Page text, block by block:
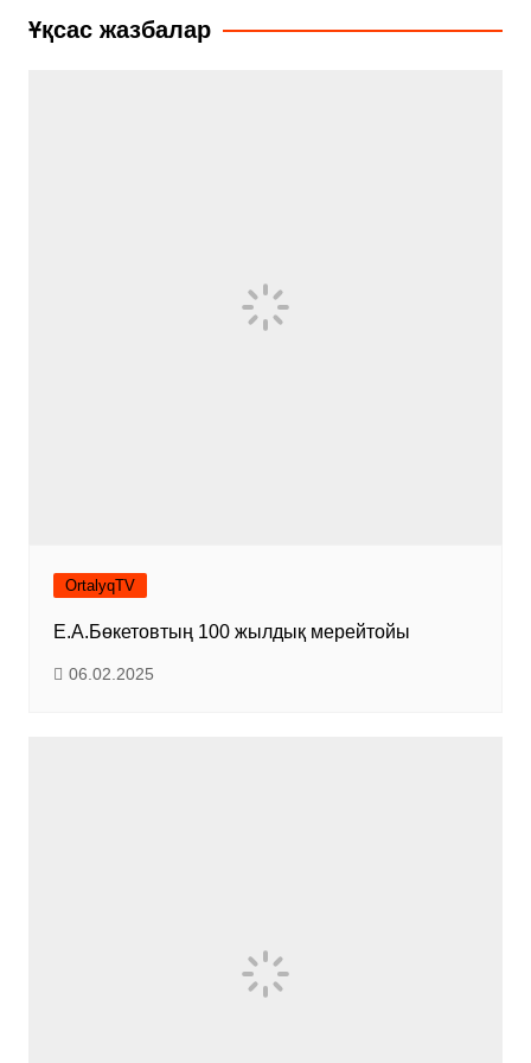
записям
Ұқсас жазбалар
OrtalyqTV
Е.А.Бөкетовтың 100 жылдық мерейтойы
06.02.2025